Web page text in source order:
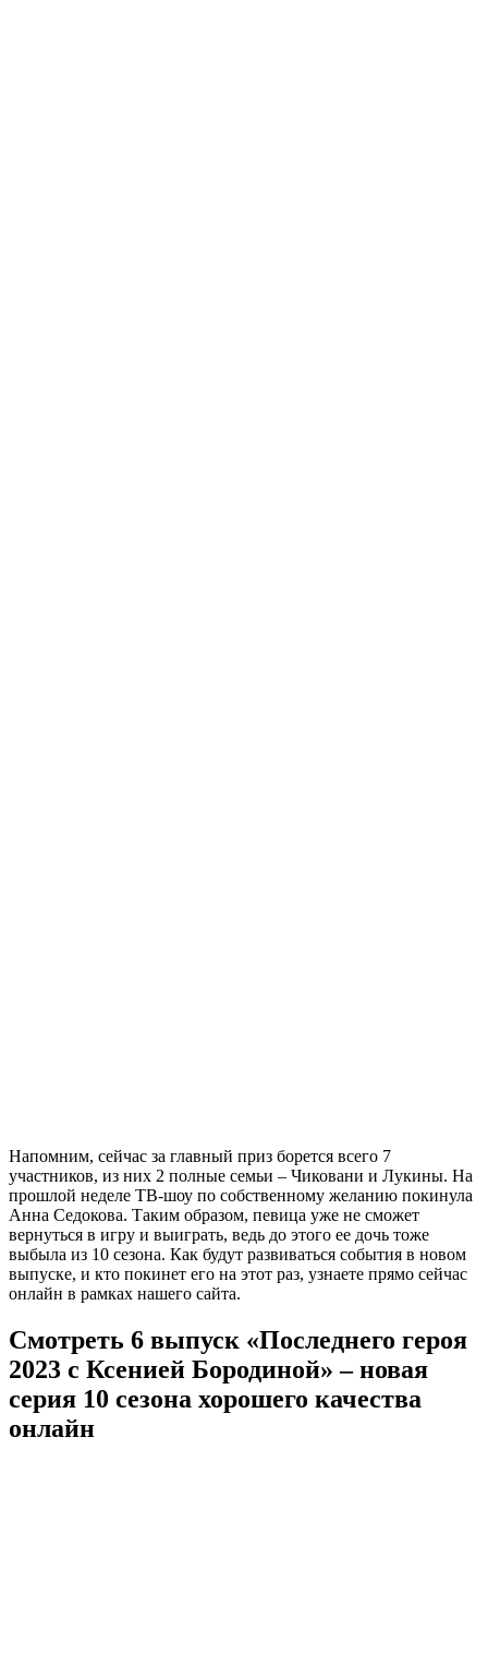
Напомним, сейчас за главный приз борется всего 7
участников, из них 2 полные семьи – Чиковани и Лукины. На
прошлой неделе ТВ-шоу по собственному желанию покинула
Анна Седокова. Таким образом, певица уже не сможет
вернуться в игру и выиграть, ведь до этого ее дочь тоже
выбыла из 10 сезона. Как будут развиваться события в новом
выпуске, и кто покинет его на этот раз, узнаете прямо сейчас
онлайн в рамках нашего сайта.
Смотреть 6 выпуск «Последнего героя
2023 с Ксенией Бородиной» – новая
серия 10 сезона хорошего качества
онлайн